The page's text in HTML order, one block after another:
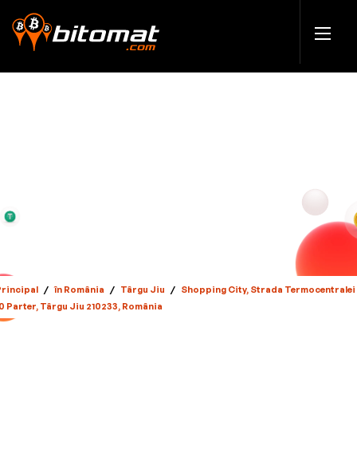
/ în România / Târgu Jiu / Shopping City, Strada Termocentralei
Parter, Târgu Jiu 210233, România